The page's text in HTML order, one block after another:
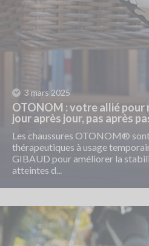
3 mars 2025
OTONOM : votre allié pour
jour après jour, pas après
Les chaussures OTONOM®
thérapeutiques à usage
GIBAUD pour améliorer la
atteintes d...